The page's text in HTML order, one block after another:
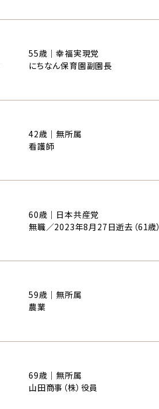
55歳｜幸福実現党
にちなん保育園副園長
42歳｜無所属
看護師
60歳｜日本共産党
無職／2023年8月27日逝去（61歳）
59歳｜無所属
農業
69歳｜無所属
山田商事（株）役員